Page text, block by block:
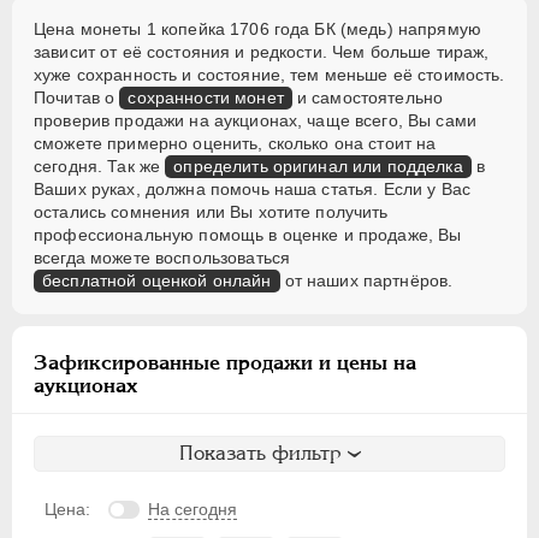
Цена монеты 1 копейка 1706 года БК (медь) напрямую
зависит от её состояния и редкости. Чем больше тираж,
хуже сохранность и состояние, тем меньше её стоимость.
Почитав о сохранности монет и самостоятельно
проверив продажи на аукционах, чаще всего, Вы сами
сможете примерно оценить, сколько она стоит на
сегодня. Так же определить оригинал или подделка в
Ваших руках, должна помочь наша статья. Если у Вас
остались сомнения или Вы хотите получить
профессиональную помощь в оценке и продаже, Вы
всегда можете воспользоваться
бесплатной оценкой онлайн от наших партнёров.
Зафиксированные продажи и цены на
аукционах
Показать фильтр
Цена: На сегодня